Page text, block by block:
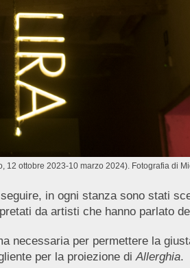
12 ottobre 2023-10 marzo 2024). Fotografia di
in ogni stanza sono stati
da artisti che hanno parlato
necessaria per permettere la
per la proiezione di Allerghia.